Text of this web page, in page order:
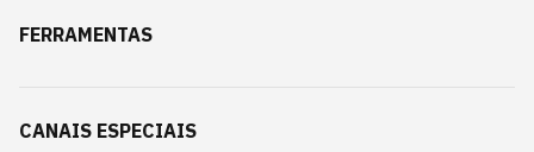
FERRAMENTAS
CANAIS ESPECIAIS